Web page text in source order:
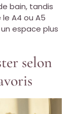
bain, tandis
A4 ou A5
espace plus
selon